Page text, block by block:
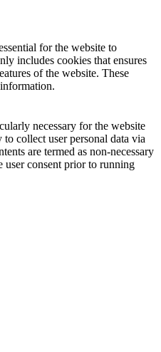
for the website to
includes cookies that ensures
of the website. These
necessary for the website
collect user personal data via
are termed as non-necessary
user consent prior to running